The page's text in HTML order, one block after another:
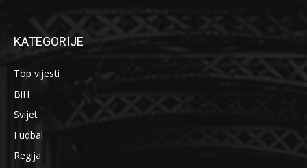
KATEGORIJE
Top vijesti
BiH
Svijet
Fudbal
Regija